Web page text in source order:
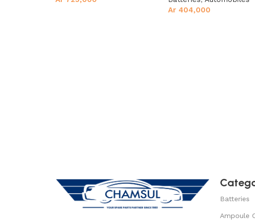
Ar 404,000
Batteries
Ampoule